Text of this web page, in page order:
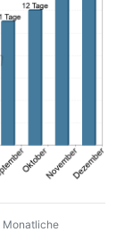
Monatliche